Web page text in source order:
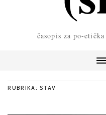
časopis za po-
RUBRIKA: STAV